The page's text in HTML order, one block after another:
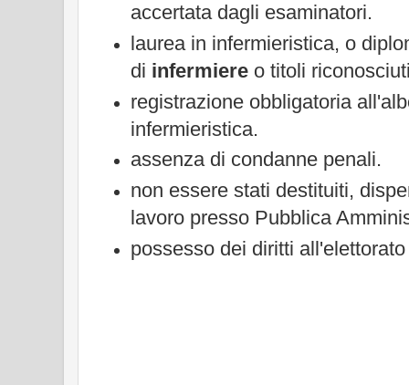
accertata dagli esaminatori.
laurea in infermieristica, o
di infermiere o titoli
registrazione obbligatoria
infermieristica.
assenza di condanne penali.
non essere stati destituiti,
lavoro presso Pubblica
possesso dei diritti